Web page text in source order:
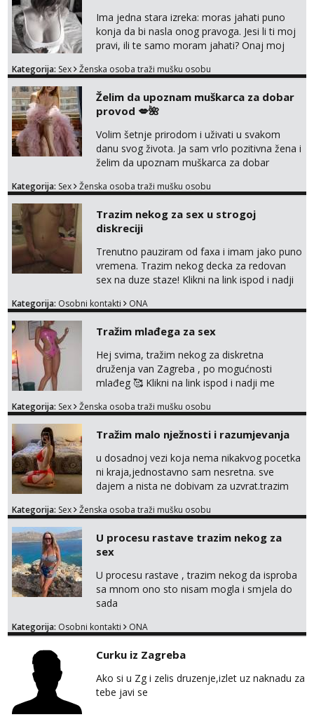
Ima jedna stara izreka: moras jahati puno
konja da bi nasla onog pravoga. Jesi li ti moj
pravi, ili te samo moram jahati? Onaj moj
na sexdater link i javi mi se tamo....
Kategorija: Sex Ženska osoba traži mušku osobu
Želim da upoznam muškarca za dobar
provod 💋🌺
Volim šetnje prirodom i uživati u svakom
danu svog života. Ja sam vrlo pozitivna žena i
želim da upoznam muškarca za dobar
na link ispod i nadji me tamo, cekam te!
Kategorija: Sex Ženska osoba traži mušku osobu
Trazim nekog za sex u strogoj
diskreciji
Trenutno pauziram od faxa i imam jako puno
vremena. Trazim nekog decka za redovan
sex na duze staze! Klikni na link ispod i nadji
Kategorija: Osobni kontakti ONA
Tražim mlađega za sex
Hej svima, tražim nekog za diskretna
druženja van Zagreba , po mogućnosti
mlađeg 🥰 Klikni na link ispod i nadji me
Kategorija: Sex Ženska osoba traži mušku osobu
Tražim malo nježnosti i razumjevanja
u dosadnoj vezi koja nema nikakvog pocetka
ni kraja,jednostavno sam nesretna. sve
dajem a nista ne dobivam za uzvrat.trazim
trazim puno samo malo njeznosti i
poljupce po tijelu koji me jako
pale,obozavam kad muskarac preuzme
kontrolu . javi se :) Klikni na link ispod i nadji
me tamo, cekam te!
Kategorija: Sex Ženska osoba traži mušku osobu
U procesu rastave trazim nekog za
sex
U procesu rastave , trazim nekog da isproba
sa mnom ono sto nisam mogla i smjela do
sada
Kategorija: Osobni kontakti ONA
Curku iz Zagreba
Ako si u Zg i zelis druzenje,izlet uz naknadu za
tebe javi se